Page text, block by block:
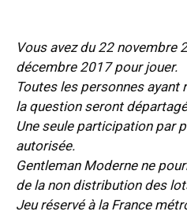
Vous avez du 22 novembre
décembre 2017 pour jouer.
Toutes les personnes
la question seront
Une seule participation par
autorisée.
Gentleman Moderne ne
de la non distribution des
Jeu réservé à la France